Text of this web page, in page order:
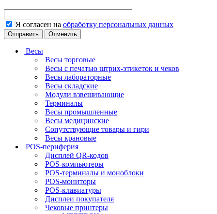
Я согласен на обработку персональных данных
Отменить
Весы
Весы торговые
Весы с печатью штрих-этикеток и чеков
Весы лабораторные
Весы складские
Модули взвешивающие
Терминалы
Весы промышленные
Весы медицинские
Сопутствующие товары и гири
Весы крановые
POS-периферия
Дисплей QR-кодов
POS-компьютеры
POS-терминалы и моноблоки
POS-мониторы
POS-клавиатуры
Дисплеи покупателя
Чековые принтеры